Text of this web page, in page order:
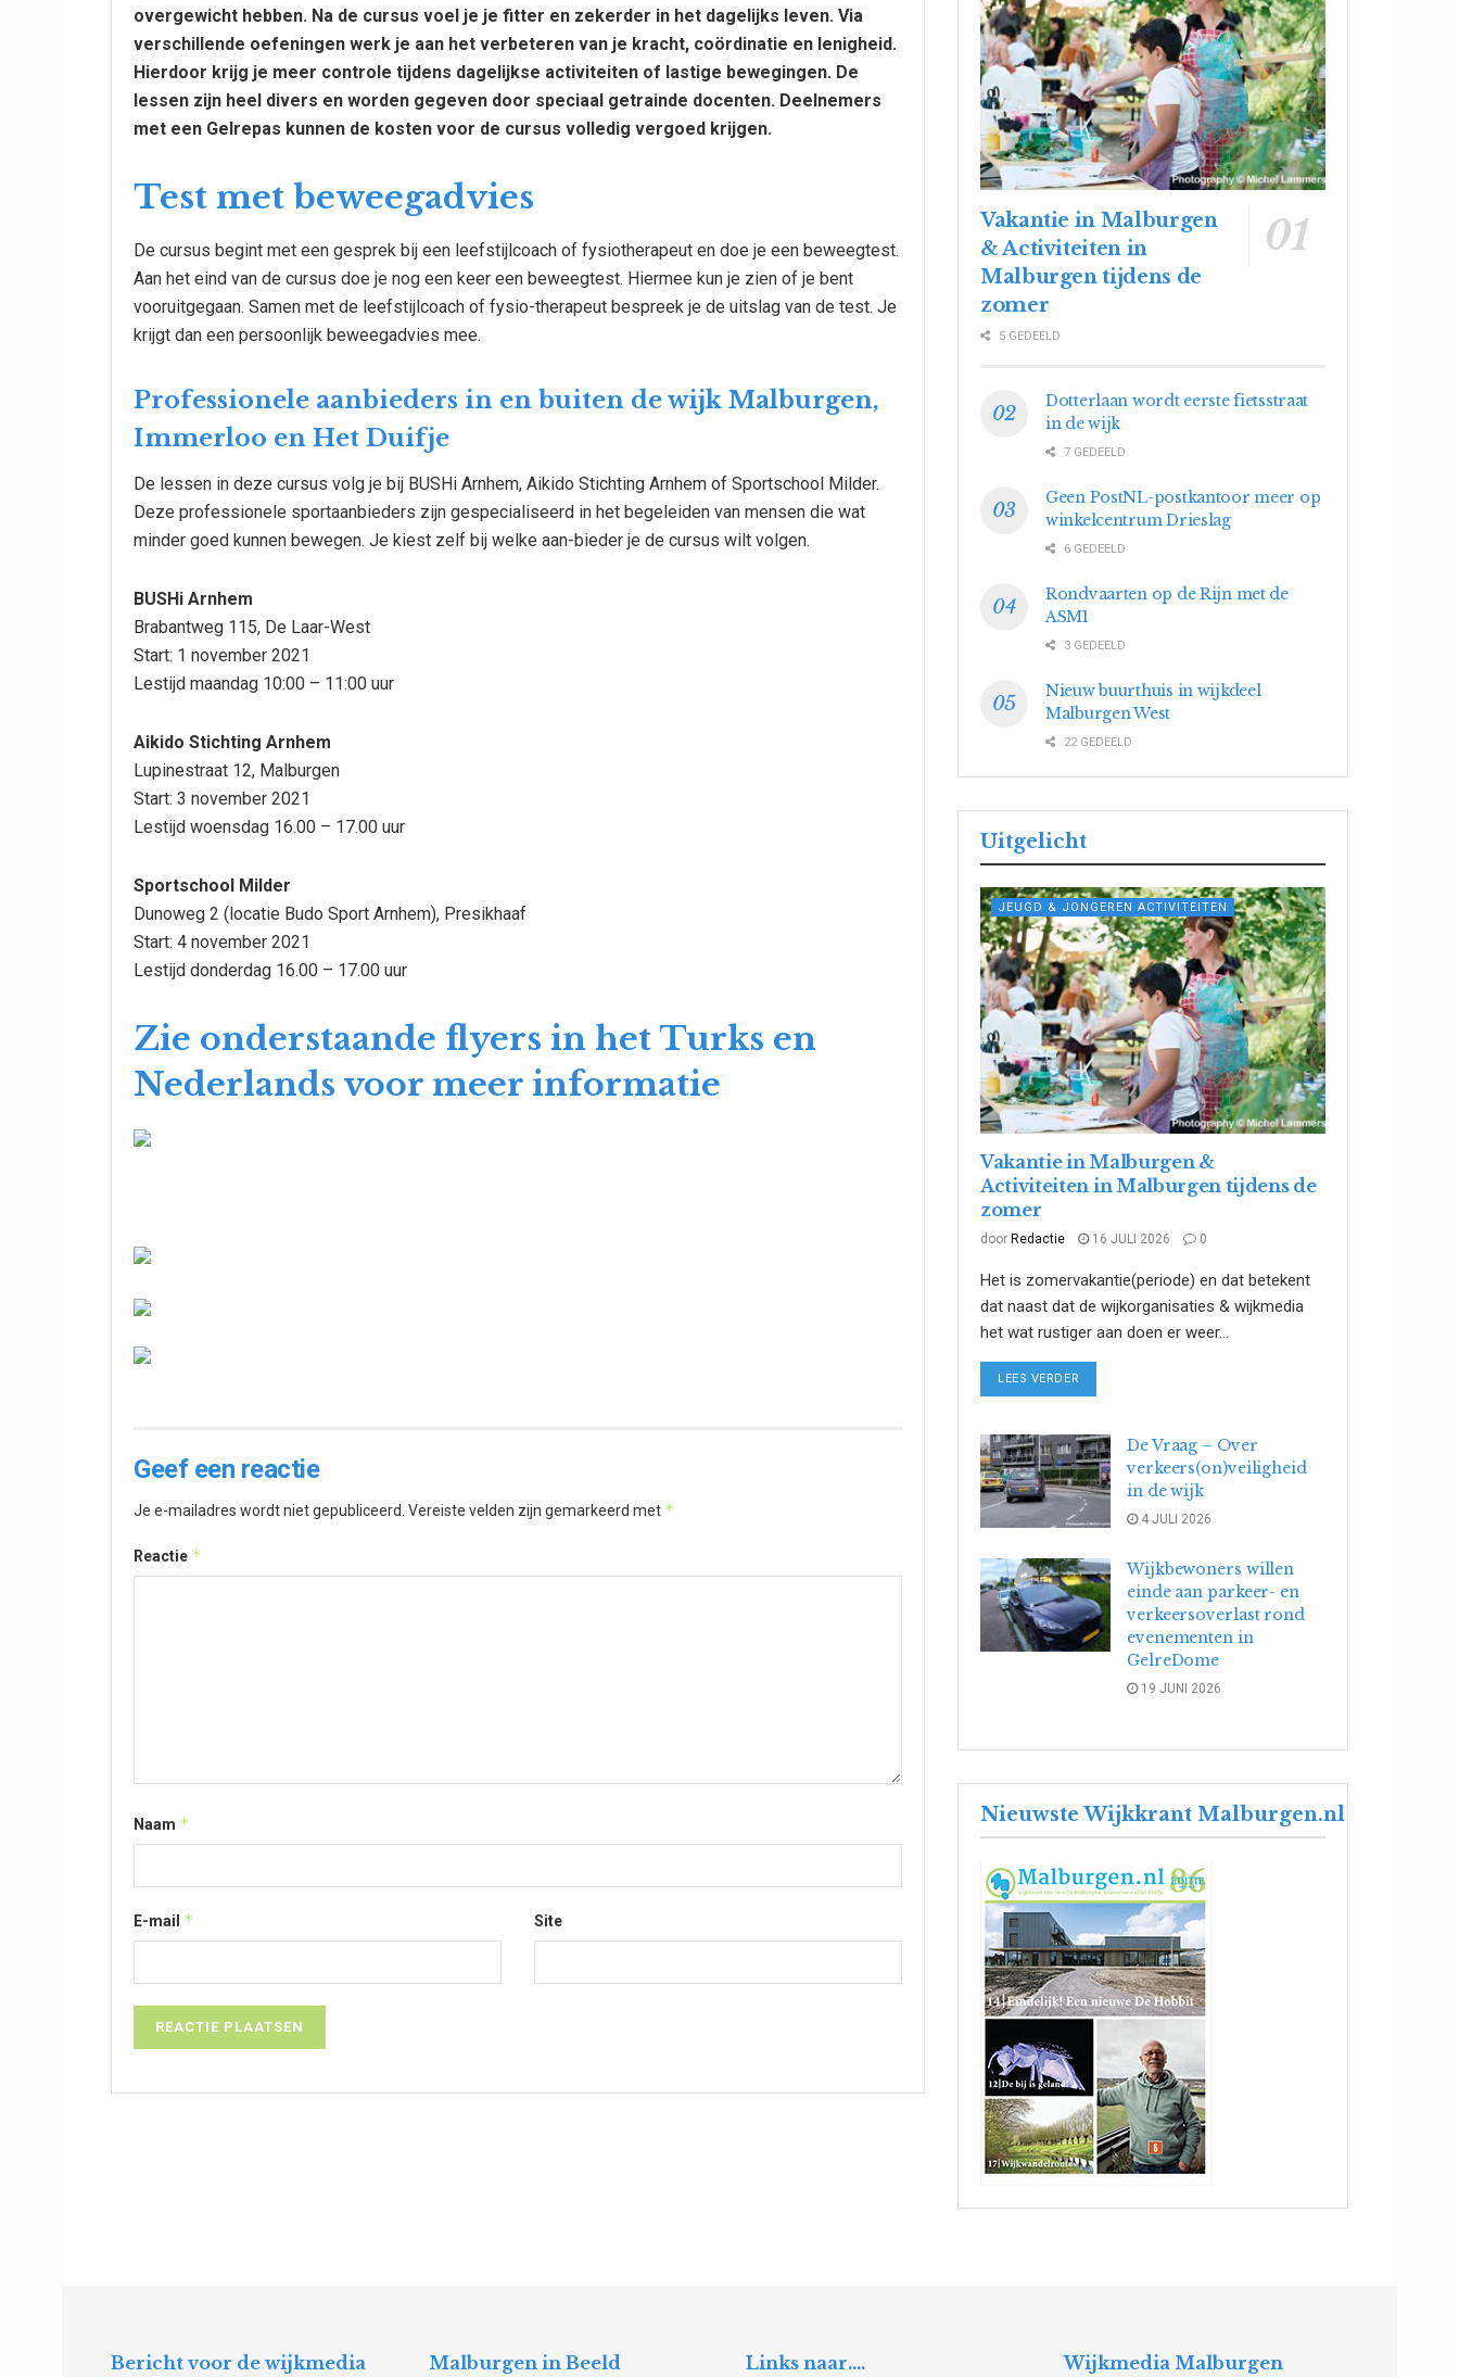
overgewicht hebben. Na de cursus voel je je fitter en zekerder in het dagelijks leven. Via
verschillende oefeningen werk je aan het verbeteren van je kracht, coördinatie en lenigheid.
Hierdoor krijg je meer controle tijdens dagelijkse activiteiten of lastige bewegingen. De
lessen zijn heel divers en worden gegeven door speciaal getrainde docenten. Deelnemers
met een Gelrepas kunnen de kosten voor de cursus volledig vergoed krijgen.
Test met beweegadvies
De cursus begint met een gesprek bij een leefstijlcoach of fysiotherapeut en doe je een beweegtest.
Aan het eind van de cursus doe je nog een keer een beweegtest. Hiermee kun je zien of je bent
vooruitgegaan. Samen met de leefstijlcoach of fysio-therapeut bespreek je de uitslag van de test. Je
krijgt dan een persoonlijk beweegadvies mee.
Professionele aanbieders in en buiten de wijk Malburgen,
Immerloo en Het Duifje
De lessen in deze cursus volg je bij BUSHi Arnhem, Aikido Stichting Arnhem of Sportschool Milder.
Deze professionele sportaanbieders zijn gespecialiseerd in het begeleiden van mensen die wat
minder goed kunnen bewegen. Je kiest zelf bij welke aan-bieder je de cursus wilt volgen.
BUSHi Arnhem
Brabantweg 115, De Laar-West
Start: 1 november 2021
Lestijd maandag 10:00 – 11:00 uur
Aikido Stichting Arnhem
Lupinestraat 12, Malburgen
Start: 3 november 2021
Lestijd woensdag 16.00 – 17.00 uur
Sportschool Milder
Dunoweg 2 (locatie Budo Sport Arnhem), Presikhaaf
Start: 4 november 2021
Lestijd donderdag 16.00 – 17.00 uur
Zie onderstaande flyers in het Turks en
Nederlands voor meer informatie
Geef een reactie
Je e-mailadres wordt niet gepubliceerd. Vereiste velden zijn gemarkeerd met *
Reactie *
Naam *
E-mail * Site
Vakantie in Malburgen
& Activiteiten in
Malburgen tijdens de
zomer
5 GEDEELD
Dotterlaan wordt eerste fietsstraat
in de wijk
7 GEDEELD
Geen PostNL-postkantoor meer op
winkelcentrum Drieslag
6 GEDEELD
Rondvaarten op de Rijn met de
ASM1
3 GEDEELD
Nieuw buurthuis in wijkdeel
Malburgen West
22 GEDEELD
Uitgelicht
JEUGD & JONGEREN ACTIVITEITEN
Vakantie in Malburgen &
Activiteiten in Malburgen tijdens de
zomer
door Redactie 16 JULI 2026 0
Het is zomervakantie(periode) en dat betekent
dat naast dat de wijkorganisaties & wijkmedia
het wat rustiger aan doen er weer...
LEES VERDER
De Vraag – Over
verkeers(on)veiligheid
in de wijk
4 JULI 2026
Wijkbewoners willen
einde aan parkeer- en
verkeersoverlast rond
evenementen in
GelreDome
19 JUNI 2026
Nieuwste Wijkkrant Malburgen.nl
Bericht voor de wijkmedia Malburgen in Beeld Links naar…. Wijkmedia Malburgen